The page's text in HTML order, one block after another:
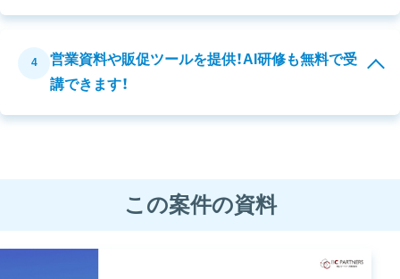
4
営業資料や販促ツールを提供！AI研修も無料で受
講できます！
この案件の資料